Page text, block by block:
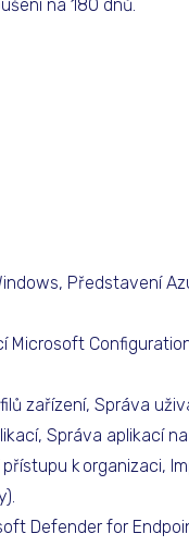
na 180 dnů.
Představení
Microsoft
zařízení, Správa
Správa aplikací
k organizaci,
Defender for